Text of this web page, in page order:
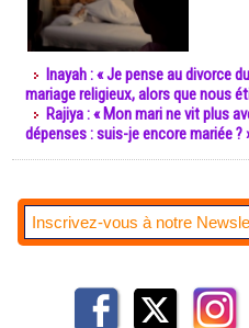
Inayah : « Je pense au divorce
mariage religieux, alors que nous
Rajiya : « Mon mari ne vit plus
dépenses : suis-je encore mariée ?